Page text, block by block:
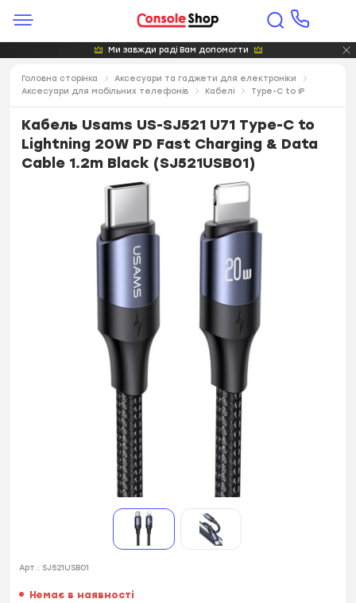
Ми завжди раді Вам допомогти
Головна сторінка
Аксесуари та гаджети для електроніки
Аксесуари для мобільних телефонів
Кабелі Type-C to iP
Кабель Usams US-SJ521 U71 Type-C to
Lightning 20W PD Fast Charging & Data
Cable 1.2m Black (SJ521USB01)
Арт.: SJ521USB01
Немає в наявності